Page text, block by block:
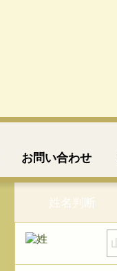
お問い合わせ
姓名判断